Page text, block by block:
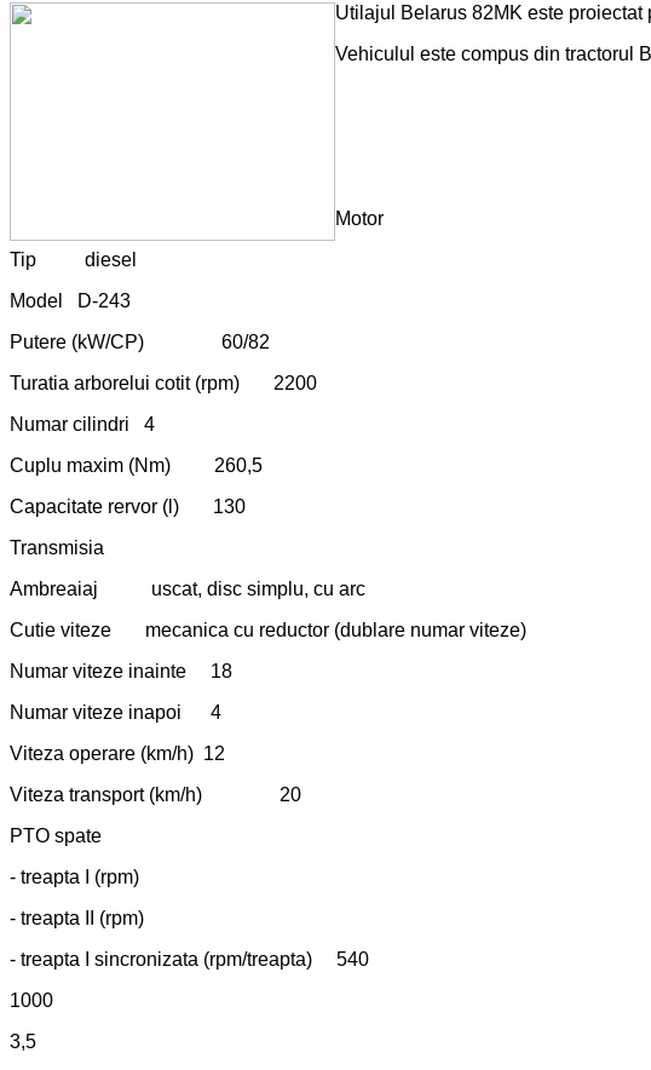
Utilajul Belarus 82MK este
Vehiculul este compus din tractorul
Motor
Tip diesel
Model D-243
Putere (kW/CP) 60/82
Turatia arborelui cotit (rpm) 2200
Numar cilindri 4
Cuplu maxim (Nm) 260,5
Capacitate rervor (l) 130
Transmisia
Ambreaiaj uscat, disc simplu, cu arc
Cutie viteze mecanica cu reductor (dublare numar viteze)
Numar viteze inainte 18
Numar viteze inapoi 4
Viteza operare (km/h) 12
Viteza transport (km/h) 20
PTO spate
- treapta I (rpm)
- treapta II (rpm)
- treapta I sincronizata (rpm/treapta) 540
1000
3,5